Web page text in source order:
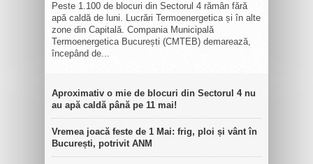
Peste 1.100 de blocuri din Sectorul 4 rămân fără
apă caldă de luni. Lucrări Termoenergetica și în alte
zone din Capitală. Compania Municipală
Termoenergetica București (CMTEB) demarează,
începând de...
Aproximativ o mie de blocuri din Sectorul 4 nu
au apă caldă până pe 11 mai!
Vremea joacă feste de 1 Mai: frig, ploi și vânt în
București, potrivit ANM